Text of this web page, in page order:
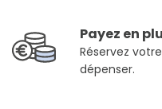
Payez en
Réservez
dépenser.